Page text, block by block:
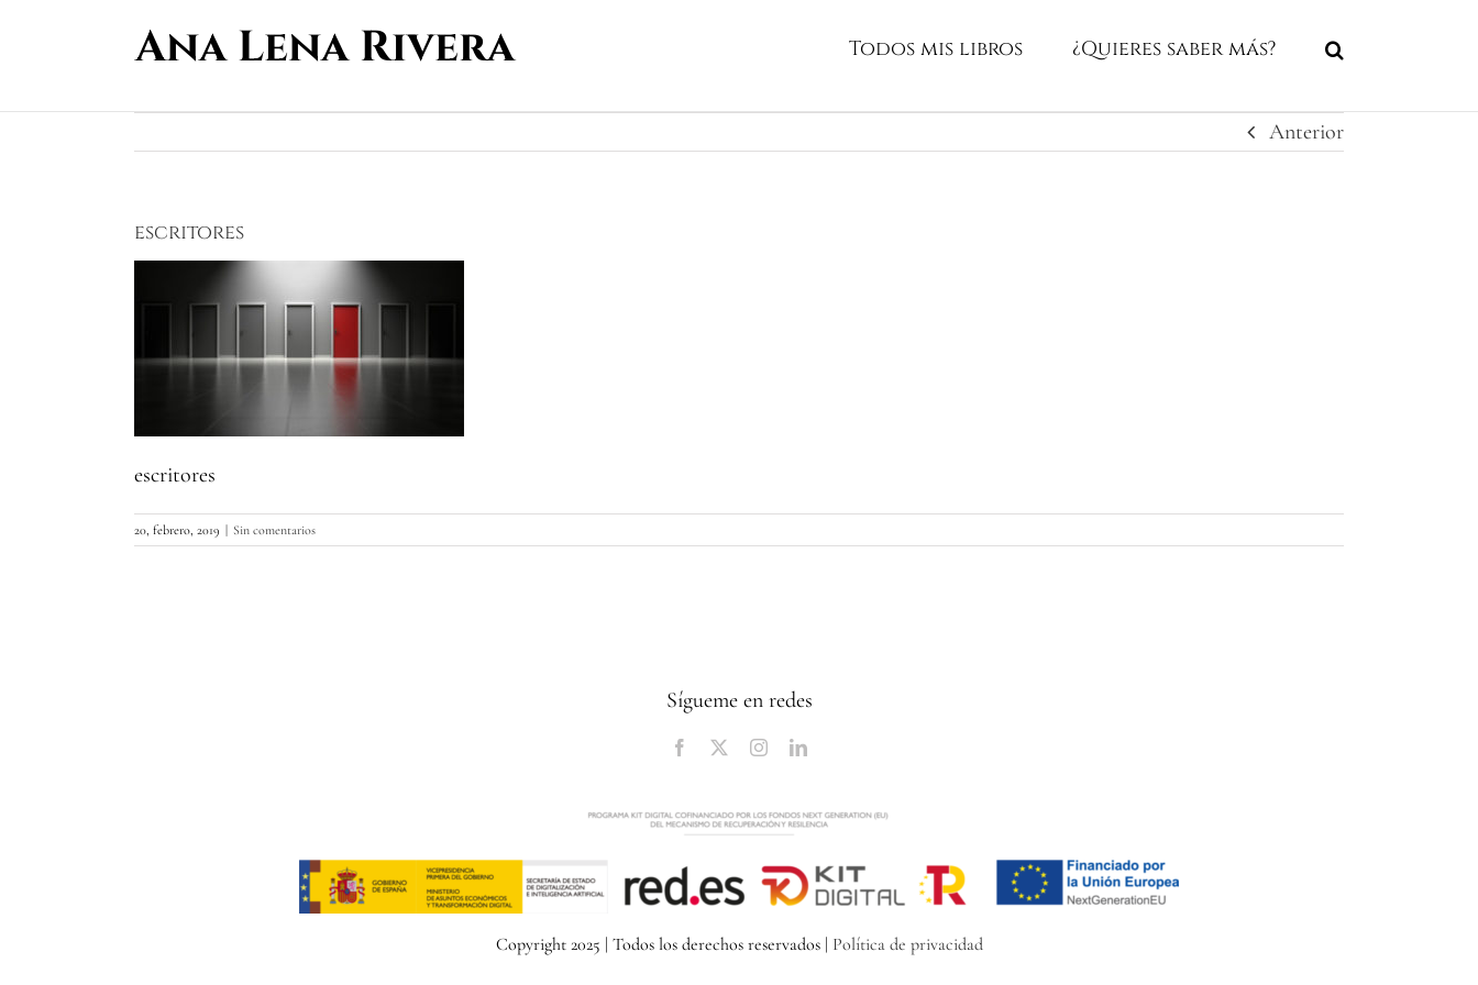
Todos mis libros ¿Quieres saber más?
Anterior
escritores
escritores
20, febrero, 2019 Sin comentarios
Sígueme en redes
Copyright 2025 | Todos los derechos reservados | Política de privacidad